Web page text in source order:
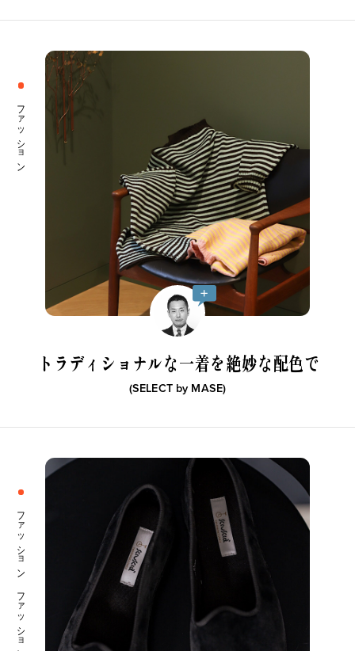
トラディショナルな一着を絶妙な配色で
(SELECT by MASE)
ファッション
ファッション ファッション小物
インテリア
ステーショナリー
スポーツ
アウトドア 雑貨・ホビー
音楽・本 その他